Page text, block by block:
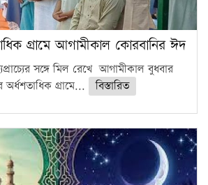
গ্রামে আগামীকাল কোরবানির ঈদ
সঙ্গে মিল রেখে আগামীকাল বুধবার
অর্ধশতাধিক গ্রামে...
বিস্তারিত